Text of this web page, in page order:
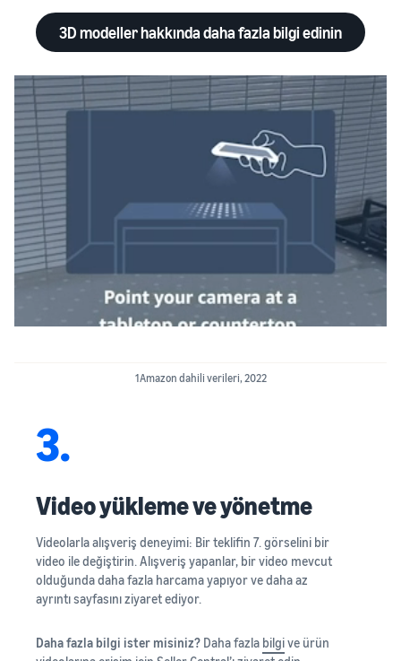
3D modeller hakkında daha fazla bilgi edinin
1Amazon dahili verileri, 2022
3.
Video yükleme ve yönetme
Videolarla alışveriş deneyimi: Bir teklifin 7. görselini bir
video ile değiştirin. Alışveriş yapanlar, bir video mevcut
olduğunda daha fazla harcama yapıyor ve daha az
ayrıntı sayfasını ziyaret ediyor.
Daha fazla bilgi ister misiniz? Daha fazla bilgive ürün